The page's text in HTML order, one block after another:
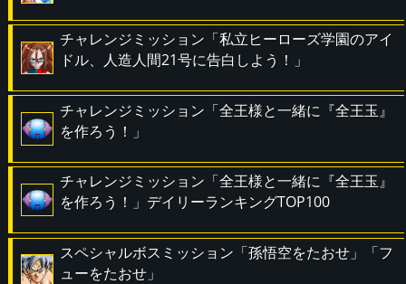
チャレンジミッション「私立ヒーローズ学園のアイ
ドル、人造人間21号に告白しよう！」
チャレンジミッション「全王様と一緒に『全王玉』
を作ろう！」
チャレンジミッション「全王様と一緒に『全王玉』
を作ろう！」デイリーランキングTOP100
スペシャルボスミッション「孫悟空をたおせ」「フ
ューをたおせ」